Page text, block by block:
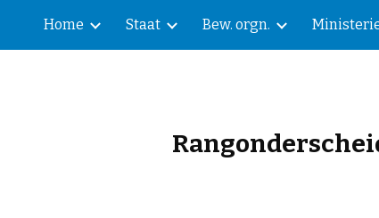
Skip to main content
Home Staat Bew. orgn.